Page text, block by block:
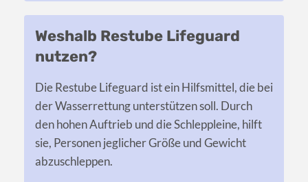
Weshalb Restube Lifeguard
nutzen?
Die Restube Lifeguard ist ein Hilfsmittel, die bei
der Wasserrettung unterstützen soll. Durch
den hohen Auftrieb und die Schleppleine, hilft
sie, Personen jeglicher Größe und Gewicht
abzuschleppen.